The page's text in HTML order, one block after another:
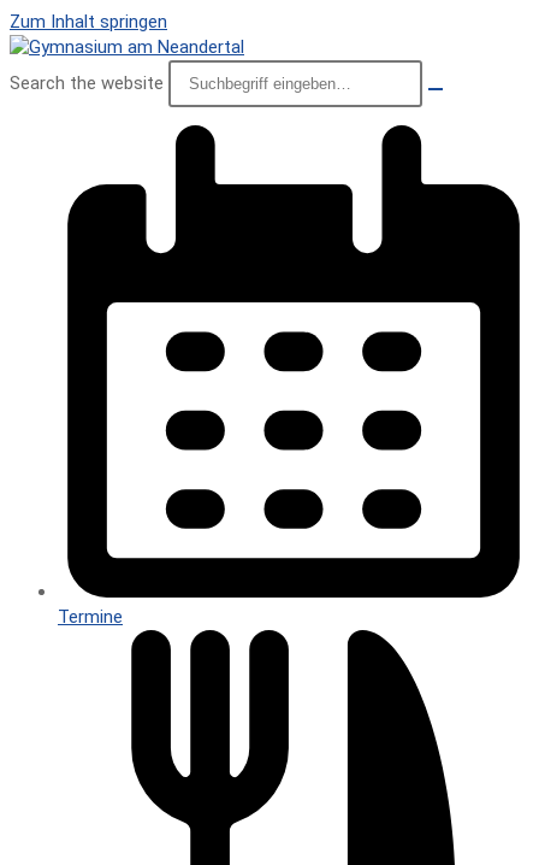
Zum Inhalt springen
Search the website
Termine